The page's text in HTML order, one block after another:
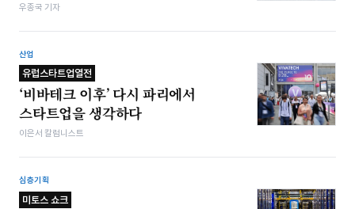
우종국 기자
산업
유럽스타트업열전
‘비바테크 이후’ 다시 파리에서
스타트업을 생각하다
이은서 칼럼니스트
심층기획
미토스 쇼크